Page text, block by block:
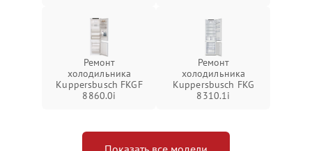
Ремонт
холодильника
Kuppersbusch FKGF
8860.0i
Ремонт
холодильника
Kuppersbusch FKG
8310.1i